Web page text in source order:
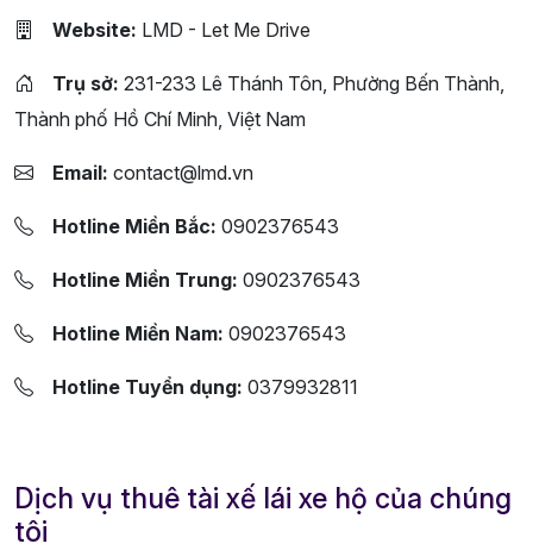
Website: LMD - Let Me Drive
Trụ sở: 231-233 Lê Thánh Tôn, Phường Bến Thành,
Thành phố Hồ Chí Minh, Việt Nam
Email: contact@lmd.vn
Hotline Miền Bắc: 0902376543
Hotline Miền Trung: 0902376543
Hotline Miền Nam: 0902376543
Hotline Tuyển dụng: 0379932811
Dịch vụ thuê tài xế lái xe hộ của chúng
tôi